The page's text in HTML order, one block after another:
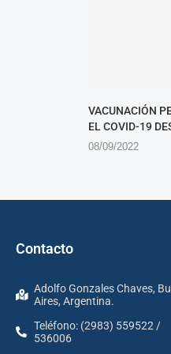
VACUNACIÓN
EL COVID-19
08/09/2022
Contacto
Adolfo Gonzales Chaves,
Aires, Argentina.
Teléfono: (2983) 559522 /
536006